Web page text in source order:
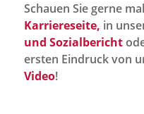
bbw als Arbeitgeber
Jobportal
Presse und Medien
Schauen Sie gerne
Karriereseite, in
und Sozialbericht
ersten Eindruck von
Video!